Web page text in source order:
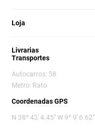
Loja
Livrarias
Transportes
Autocarros: 58
Metro: Rato
Coordenadas GPS
N 38º 43' 4.45" W 9º 9' 6.62"